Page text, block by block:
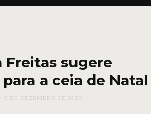
Freitas sugere
a ceia de Natal
6 DE DEZEMBRO DE 2020